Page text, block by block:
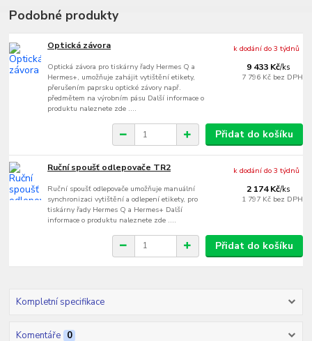
Podobné produkty
Optická závora
Optická závora pro tiskárny řady Hermes Q a
Hermes+, umožňuje zahájit vytištění etikety,
přerušením paprsku optické závory např.
předmětem na výrobním pásu Další informace o
produktu naleznete zde ....
9 433 Kč/ks
7 796 Kč bez DPH
k dodání do 3 týdnů
Přidat do košíku
Ruční spoušť odlepovače TR2
Ruční spoušť odlepovače umožňuje manuální
synchronizaci vytištění a odlepení etikety, pro
tiskárny řady Hermes Q a Hermes+ Další
informace o produktu naleznete zde ....
2 174 Kč/ks
1 797 Kč bez DPH
k dodání do 3 týdnů
Přidat do košíku
Kompletní specifikace
Komentáře 0